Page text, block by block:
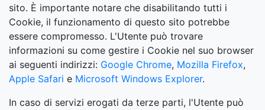
sito. È importante notare che disabilitando tutti i
Cookie, il funzionamento di questo sito potrebbe
essere compromesso. L'Utente può trovare
informazioni su come gestire i Cookie nel suo browser
ai seguenti indirizzi: Google Chrome, Mozilla Firefox,
Apple Safari e Microsoft Windows Explorer.
In caso di servizi erogati da terze parti, l'Utente può